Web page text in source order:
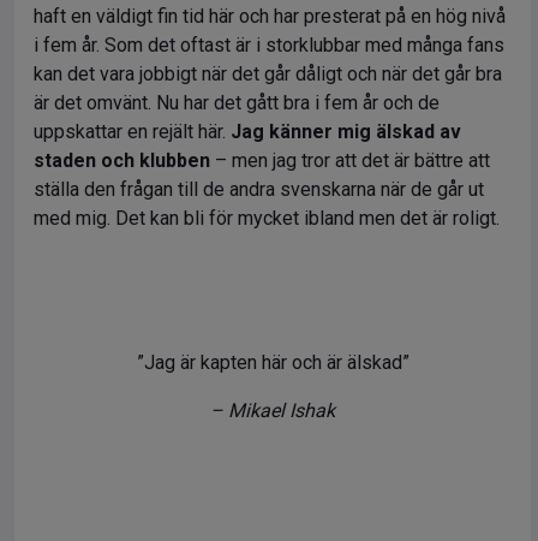
haft en väldigt fin tid här och har presterat på en hög nivå
i fem år. Som det oftast är i storklubbar med många fans
kan det vara jobbigt när det går dåligt och när det går bra
är det omvänt. Nu har det gått bra i fem år och de
uppskattar en rejält här. Jag känner mig älskad av
staden och klubben – men jag tror att det är bättre att
ställa den frågan till de andra svenskarna när de går ut
med mig. Det kan bli för mycket ibland men det är roligt.
”Jag är kapten här och är älskad”
– Mikael Ishak